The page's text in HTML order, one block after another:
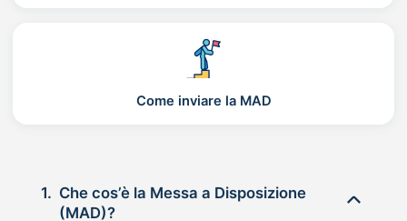
Come inviare la MAD
1. Che cos’è la Messa a Disposizione
(MAD)?